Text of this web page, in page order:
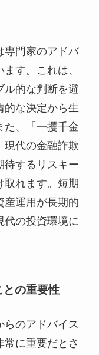
専門家のアドバ
す。これは、
ル的な判断を避
的な決定から生
た、「一攫千金
現代の金融詐欺
待するリスキー
取れます。短期
産運用が長期的
代の投資環境に
との重要性
のアドバイス
に重要だとさ